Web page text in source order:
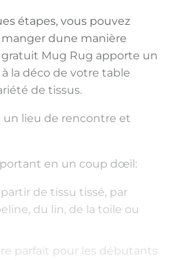
étapes, vous pouvez
dune manière
Mug Rug apporte un
la déco de votre table
de tissus.
un lieu de rencontre et
en un coup dœil:
de tissu tissé, par
du lin, de la toile ou
parfait pour les débutants